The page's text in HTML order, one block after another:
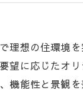
理想の住環境
望に応じたオ
機能性と景観